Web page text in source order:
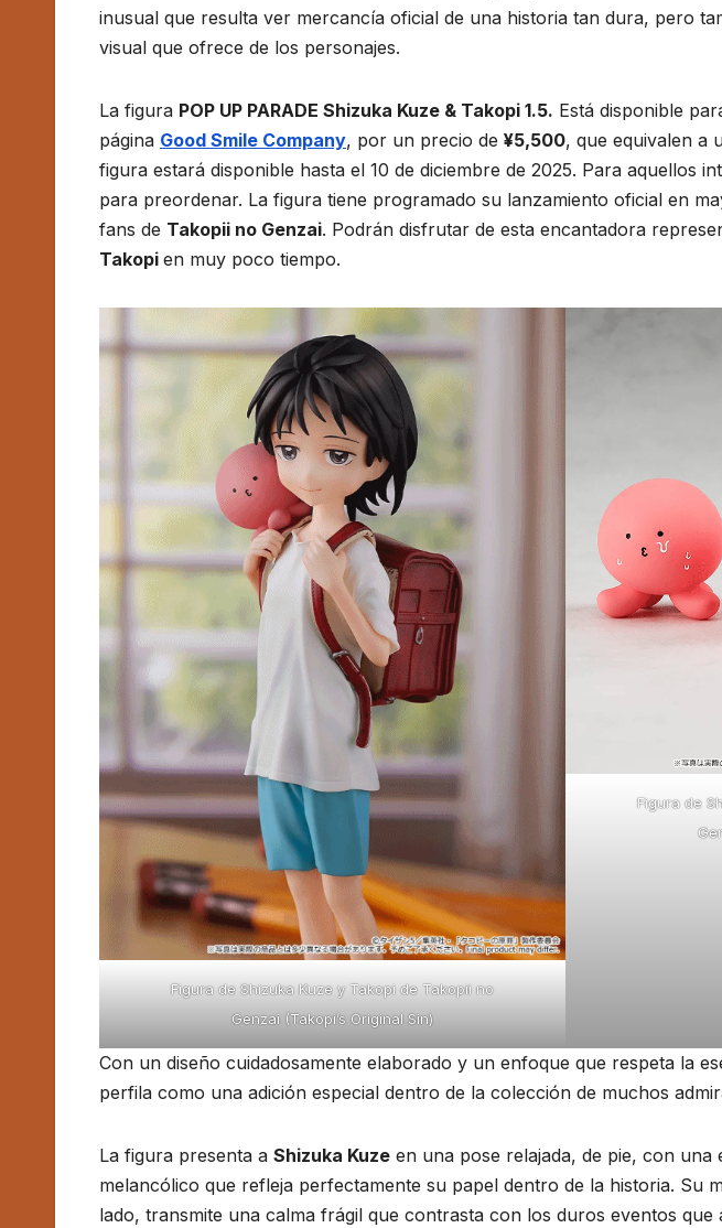
inusual que resulta ver mercancía oficial de una historia tan dura, pero
visual que ofrece de los personajes.
La figura POP UP PARADE Shizuka Kuze & Takopi 1.5. Está disponible
página Good Smile Company, por un precio de ¥5,500, que equivalen a
figura estará disponible hasta el 10 de diciembre de 2025. Para aquellos
para preordenar. La figura tiene programado su lanzamiento oficial en
fans de Takopii no Genzai. Podrán disfrutar de esta encantadora
Takopi en muy poco tiempo.
Figura de Shizuka Kuze y Takopi de Takopii no
Genzai (Takopi’s Original Sin)
Figura de
Con un diseño cuidadosamente elaborado y un enfoque que respeta la
perfila como una adición especial dentro de la colección de muchos
La figura presenta a Shizuka Kuze en una pose relajada, de pie, con una
melancólico que refleja perfectamente su papel dentro de la historia. Su
lado, transmite una calma frágil que contrasta con los duros eventos que